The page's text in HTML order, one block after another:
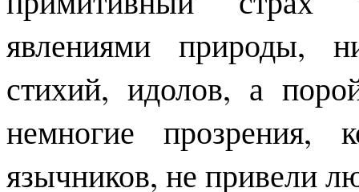
явлениями природы,
стихий, идолов, а
немногие прозрения,
язычников, не привели